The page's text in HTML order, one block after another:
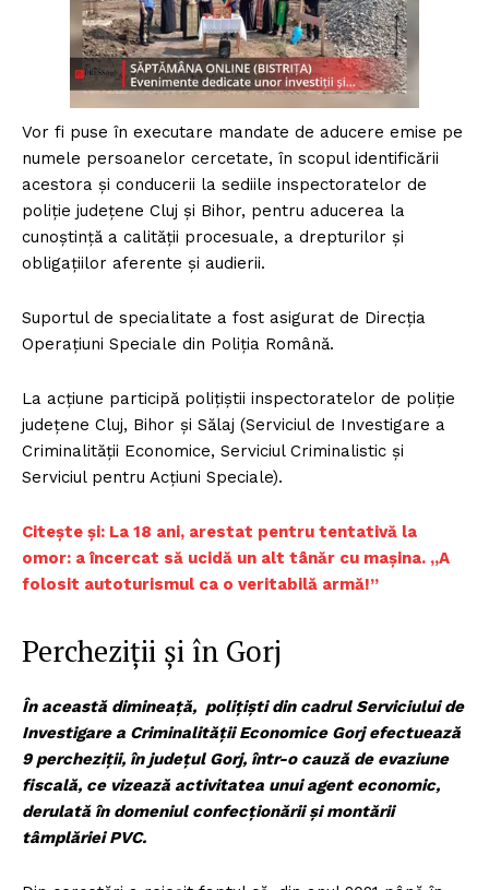
Vor fi puse în executare mandate de aducere emise pe
numele persoanelor cercetate, în scopul identificării
acestora și conducerii la sediile inspectoratelor de
poliție județene Cluj și Bihor, pentru aducerea la
cunoștință a calității procesuale, a drepturilor și
obligațiilor aferente și audierii.
Suportul de specialitate a fost asigurat de Direcția
Operațiuni Speciale din Poliția Română.
La acțiune participă polițiștii inspectoratelor de poliție
județene Cluj, Bihor și Sălaj (Serviciul de Investigare a
Criminalității Economice, Serviciul Criminalistic și
Serviciul pentru Acțiuni Speciale).
Citește și: La 18 ani, arestat pentru tentativă la
omor: a încercat să ucidă un alt tânăr cu mașina. „A
folosit autoturismul ca o veritabilă armă!”
Percheziții și în Gorj
În această dimineață, polițiști din cadrul Serviciului de
Investigare a Criminalității Economice Gorj efectuează
9 percheziții, în județul Gorj, într-o cauză de evaziune
fiscală, ce vizează activitatea unui agent economic,
derulată în domeniul confecționării și montării
tâmplăriei PVC.